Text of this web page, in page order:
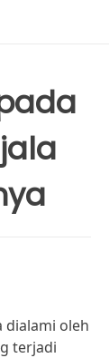
dialami oleh
terjadi